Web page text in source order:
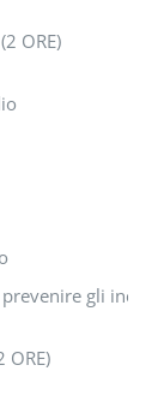
ORE)
gli
ORE)